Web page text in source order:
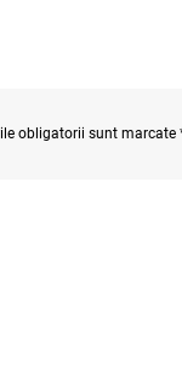
obligatorii sunt marcate